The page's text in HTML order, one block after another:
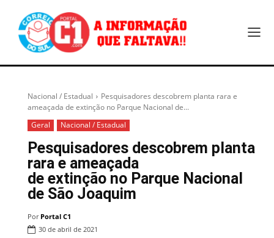
Nacional / Estadual
Pesquisadores descobrem planta rara e
ameaçada de extinção no Parque Nacional de...
Geral
Nacional / Estadual
Pesquisadores descobrem planta
rara e ameaçada
de extinção no Parque Nacional
de São Joaquim
Por Portal C1
30 de abril de 2021